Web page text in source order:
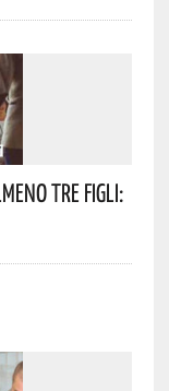
Tre Figli: